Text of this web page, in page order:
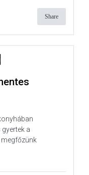
Share
a
megfőzünk